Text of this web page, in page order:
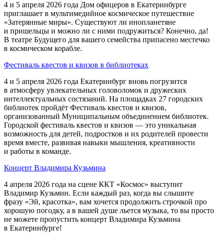
4 и 5 апреля 2026 года Дом офицеров в Екатеринбурге
приглашает в мультимедийное космическое путешествие
«Затерянные миры». Существуют ли инопланетяне
и пришельцы и можно ли с ними подружиться? Конечно, да!
В театре Будущего для вашего семейства припасено местечко
в космическом корабле.
Фестиваль квестов и квизов в библиотеках
4 и 5 апреля 2026 года Екатеринбург вновь погрузится
в атмосферу увлекательных головоломок и дружеских
интеллектуальных состязаний. На площадках 27 городских
библиотек пройдёт Фестиваль квестов и квизов,
организованный Муниципальным объединением библиотек.
Городской фестиваль квестов и квизов — это уникальная
возможность для детей, подростков и их родителей провести
время вместе, развивая навыки мышления, креативности
и работы в команде.
Концерт Владимира Кузьмина
4 апреля 2026 года на сцене ККТ «Космос» выступит
Владимир Кузьмин. Если каждый раз, когда вы слышите
фразу «Эй, красотка», вам хочется продолжить строчкой про
хорошую погодку, а в вашей душе льется музыка, то вы просто
не можете пропустить концерт Владимира Кузьмина
в Екатеринбурге!